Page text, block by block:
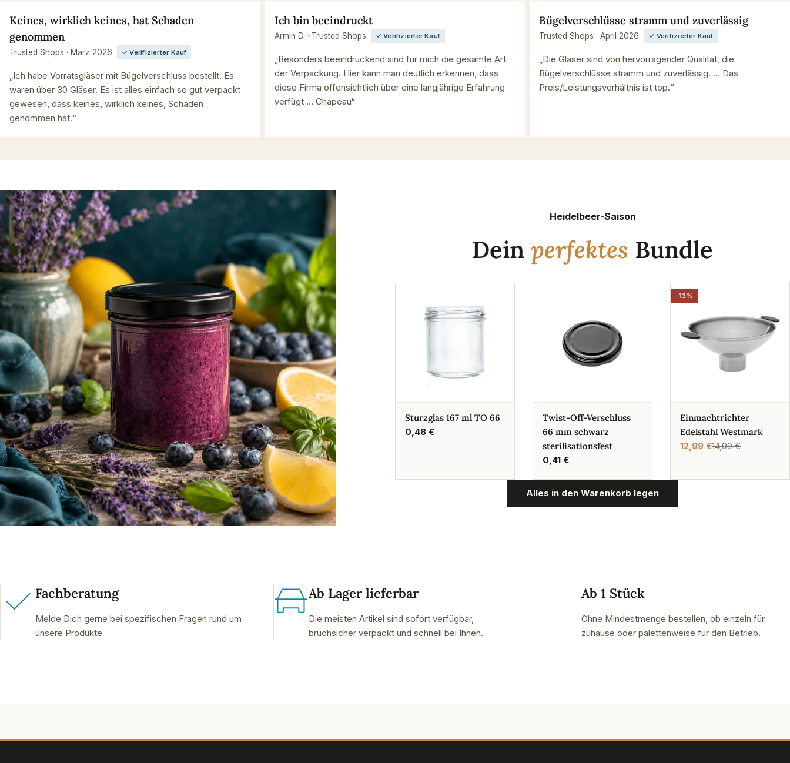
Keines, wirklich keines, hat Schaden
genommen
Trusted Shops · März 2026 ✓ Verifizierter Kauf
„Ich habe Vorratsgläser mit Bügelverschluss bestellt. Es
waren über 30 Gläser. Es ist alles einfach so gut verpackt
gewesen, dass keines, wirklich keines, Schaden
genommen hat.“
Ich bin beeindruckt
Armin D. · Trusted Shops ✓ Verifizierter Kauf
„Besonders beeindruckend sind für mich die gesamte Art
der Verpackung. Hier kann man deutlich erkennen, dass
diese Firma offensichtlich über eine langjährige Erfahrung
verfügt … Chapeau“
Bügelverschlüsse stramm und zuverlässig
Trusted Shops · April 2026 ✓ Verifizierter Kauf
„Die Gläser sind von hervorragender Qualität, die
Bügelverschlüsse stramm und zuverlässig. … Das
Preis/Leistungsverhältnis ist top.“
Heidelbeer-Saison
Dein perfektes Bundle
Sturzglas 167 ml TO 66
Regulärer
0,48 €
Twist-Off-Verschluss
66 mm schwarz
sterilisationsfest
Regulärer
0,41 €
-13%
Einmachtrichter
Edelstahl Westmark
Verkaufspreis
12,99 €
Regulärer14,99 €
Alles in den Warenkorb legen
Fachberatung
Melde Dich gerne bei spezifischen Fragen rund um
unsere Produkte
Ab Lager lieferbar
Die meisten Artikel sind sofort verfügbar,
bruchsicher verpackt und schnell bei Ihnen.
Ab 1 Stück
Ohne Mindestmenge bestellen, ob einzeln für
zuhause oder palettenweise für den Betrieb.